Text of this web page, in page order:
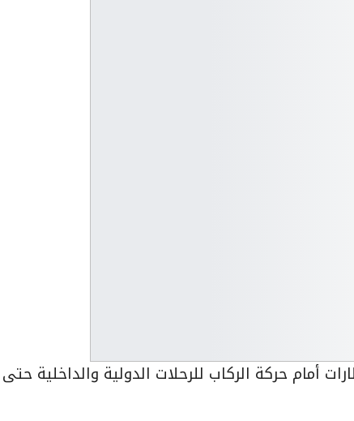
أمام حركة الركاب للرحلات الدولية والداخلية